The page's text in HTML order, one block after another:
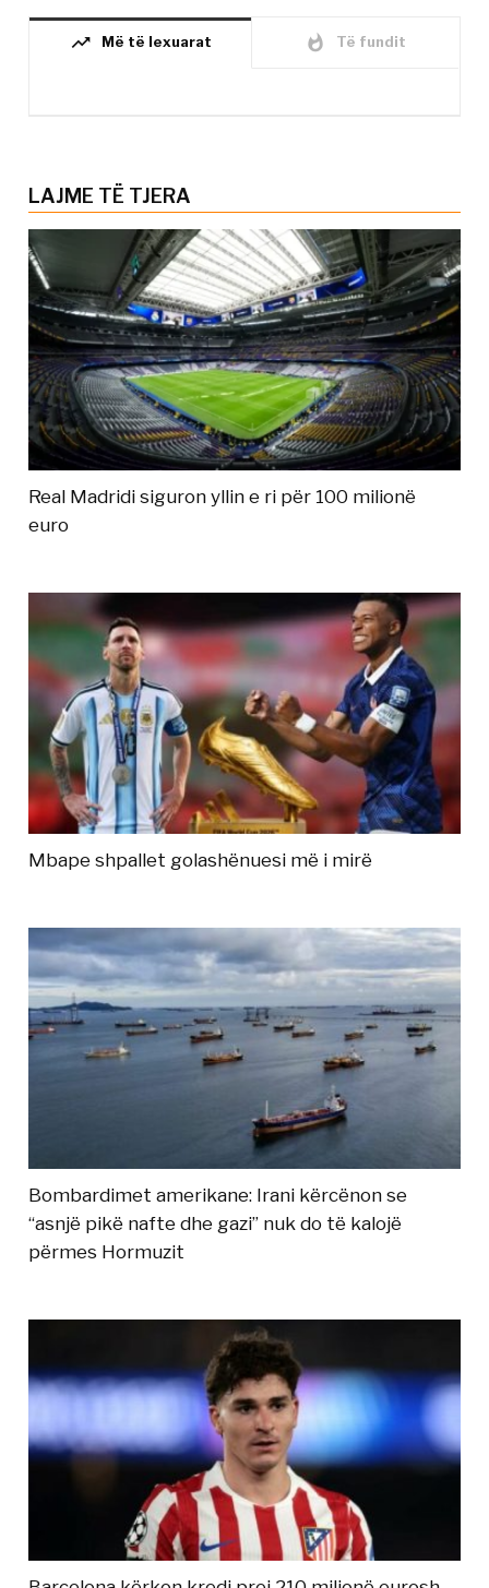
trending_up Më të lexuarat whatshot Të fundit
LAJME TË TJERA
Real Madridi siguron yllin e ri për 100 milionë
euro
Mbape shpallet golashënuesi më i mirë
Bombardimet amerikane: Irani kërcënon se
“asnjë pikë nafte dhe gazi” nuk do të kalojë
përmes Hormuzit